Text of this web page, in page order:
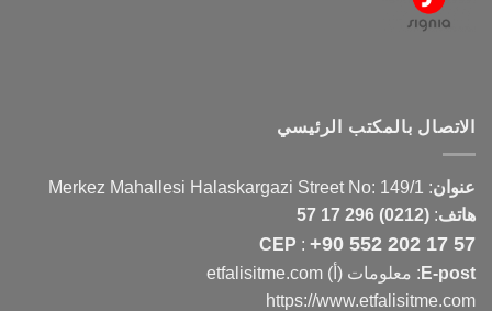
الاتصال بالمكتب الرئيسي
عنوان:
Merkez Mahallesi Halaskargazi Street No: 149/1
هاتف:
(0212) 296 17 57
CEP : +90 552 202 17 57
E-post : معلومات (أ) etfalisitme.com
https://www.etfalisitme.com